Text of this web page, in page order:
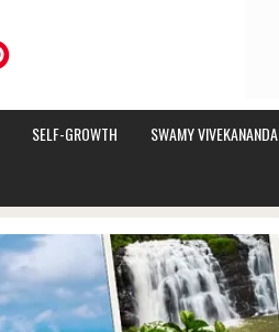
SELF-GROWTH SWAMY VIVEKANANDA